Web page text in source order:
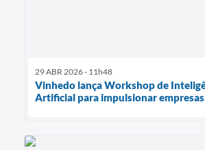
29 ABR 2026 - 11h48
Vinhedo lança Workshop de
Artificial para impulsionar